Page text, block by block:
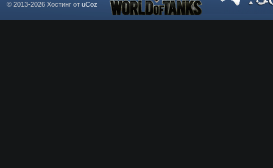
© 2013-2026 Хостинг от uCoz